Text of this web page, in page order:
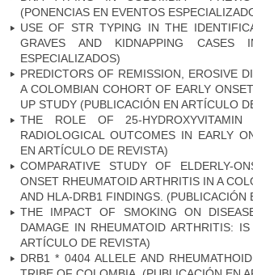
(PONENCIAS EN EVENTOS
USE OF STR TYPING IN THE
GRAVES AND KIDNAPPING CASES
ESPECIALIZADOS)
PREDICTORS OF REMISSION, EROSIVE
A COLOMBIAN COHORT OF EARLY
UP STUDY (PUBLICACIÓN EN ARTÍCULO
THE ROLE OF 25-
RADIOLOGICAL OUTCOMES IN EARLY
EN ARTÍCULO DE REVISTA)
COMPARATIVE STUDY OF ELDERLY-
ONSET RHEUMATOID ARTHRITIS IN A
AND HLA-DRB1 FINDINGS. (PUBLICACIÓN
THE IMPACT OF SMOKING ON
DAMAGE IN RHEUMATOID ARTHRITIS:
ARTÍCULO DE REVISTA)
DRB1 * 0404 ALLELE AND